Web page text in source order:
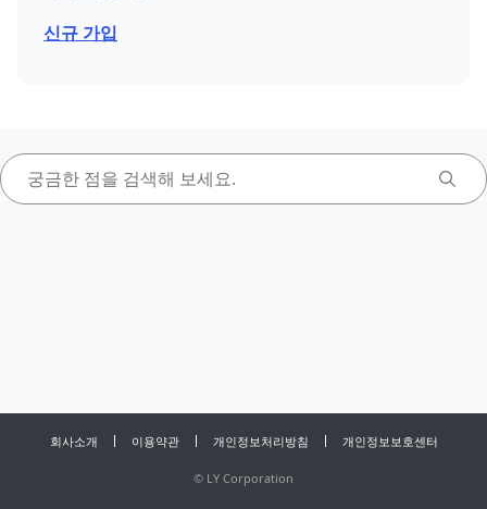
신규 가입
회사소개 이용약관 개인정보처리방침 개인정보보호센터
© LY Corporation